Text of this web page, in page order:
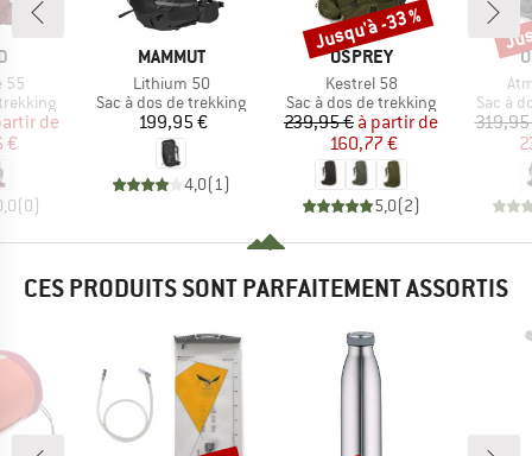
55
réduit
de
€
(0)
MARQUE
MAMMUT
Article
Lithium 50
Product group
Sac à dos de trekking
Prix
199,95 €
4,0( 1)
MARQUE
OSPREY
Article
Kestrel 58
Product group
Sac à dos de trekking
Prix
239,95 € Prix réduit
à partir de
160,77 €
5,0(2)
Remise
Jusqu'à -33 %
Sac à
CES PRODUITS SONT PARFAITEMENT ASSORTIS